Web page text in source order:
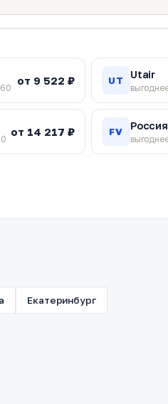
от 9 522 ₽ UT Utair
от 14 217 ₽ FV Россия
Екатеринбург